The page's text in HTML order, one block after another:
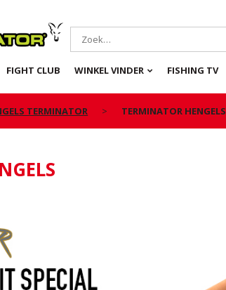
FIGHT CLUB WINKEL VINDER FISHING TV
TERMINATOR TERMINATOR HENGELS